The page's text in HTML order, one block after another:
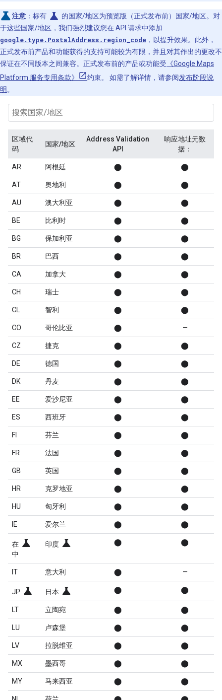
注意 ：标有 science 的国家/地区为预览版（正式发布前）国家/地区。对
于这些国家/地区，我们强烈建议您在 API 请求中添加
google.type.PostalAddress.region_code ，以提升效果。此外，
正式发布前产品和功能获得的支持可能较为有限，并且对其作出的更改不
保证在不同版本之间兼容。正式发布前的产品或功能受 《Google Maps
Platform 服务专用条款》
约束。 如需了解详情，请参阅发布阶段说
明 。
区域代
码
国家/地区
Address Validation
API
响应地址元数
据：
AR 阿根廷 ⬤ ⬤
AT 奥地利 ⬤ ⬤
AU 澳大利亚 ⬤ ⬤
BE 比利时 ⬤ ⬤
BG 保加利亚 ⬤ ⬤
BR 巴西 ⬤ ⬤
CA 加拿大 ⬤ ⬤
CH 瑞士 ⬤ ⬤
CL 智利 ⬤ ⬤
CO 哥伦比亚 ⬤ —
CZ 捷克 ⬤ ⬤
DE 德国 ⬤ ⬤
DK 丹麦 ⬤ ⬤
EE 爱沙尼亚 ⬤ ⬤
ES 西班牙 ⬤ ⬤
FI 芬兰 ⬤ ⬤
FR 法国 ⬤ ⬤
GB 英国 ⬤ ⬤
HR 克罗地亚 ⬤ ⬤
HU 匈牙利 ⬤ ⬤
IE 爱尔兰 ⬤ ⬤
在 science
中
印度 science ⬤ ⬤
IT 意大利 ⬤ —
JP science 日本 science ⬤ ⬤
LT 立陶宛 ⬤ ⬤
LU 卢森堡 ⬤ ⬤
LV 拉脱维亚 ⬤ ⬤
MX 墨西哥 ⬤ ⬤
MY 马来西亚 ⬤ ⬤